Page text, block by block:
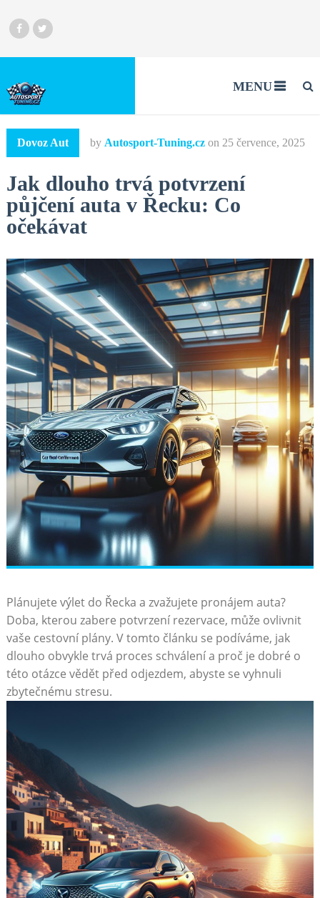
MENU
Dovoz Aut by Autosport-Tuning.cz on 25 července, 2025
Jak dlouho trvá potvrzení
půjčení auta v Řecku: Co
očekávat
Plánujete výlet do Řecka a zvažujete pronájem auta?
Doba, kterou zabere potvrzení rezervace, může ovlivnit
vaše cestovní plány. V tomto článku se podíváme, jak
dlouho obvykle trvá proces schválení a proč je dobré o
této otázce vědět před odjezdem, abyste se vyhnuli
zbytečnému stresu.